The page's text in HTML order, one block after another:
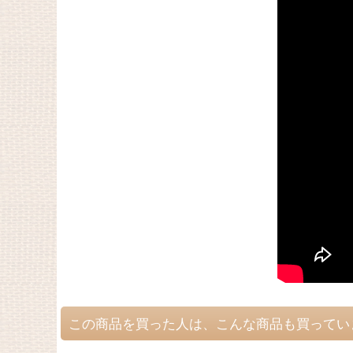
この商品を買った人は、こんな商品も買って